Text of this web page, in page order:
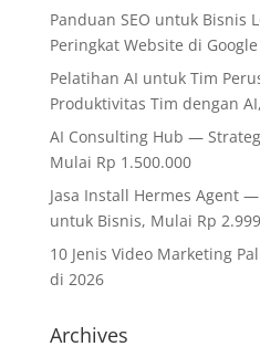
Panduan SEO untuk Bisnis
Peringkat Website di
Pelatihan AI untuk Tim
Produktivitas Tim dengan
AI Consulting Hub —
Mulai Rp 1.500.000
Jasa Install Hermes Agent
untuk Bisnis, Mulai Rp
10 Jenis Video Marketing
di 2026
Archives